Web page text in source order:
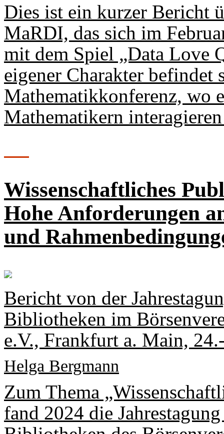
Dies ist ein kurzer Bericht
MaRDI, das sich im
mit dem Spiel „Data Love
eigener Charakter befindet
Mathematikkonferenz, wo
Mathematikern
Wissenschaftliches
Hohe Anforderungen
und
Bericht von der
Bibliotheken im
e.V., Frankfurt a. Main,
Helga Bergmann
Zum Thema
fand 2024 die